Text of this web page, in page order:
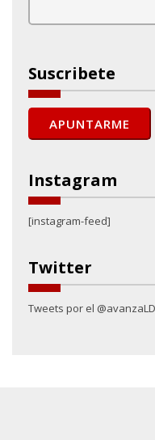
Suscribete
Instagram
[instagram-feed]
Twitter
Tweets por el